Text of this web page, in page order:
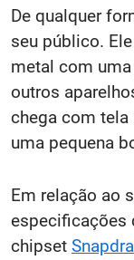
De qualquer
seu público.
metal com
outros
chega com
uma pequena
Em relação ao
especificações
chipset